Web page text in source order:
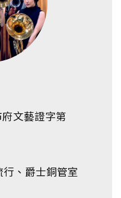
文藝證字第
、爵士銅管室